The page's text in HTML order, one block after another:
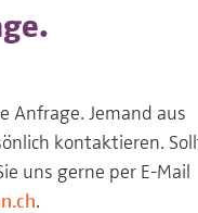
Anfrage. Jemand aus
kontaktieren.
uns gerne per E-Mail
.